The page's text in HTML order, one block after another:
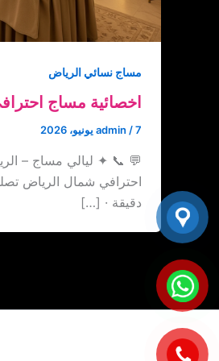
مساج نسائي الرياض
اخصائية مساج
admin /7 يونيو، 2026
💬 📞 ✦ ليالي مساج –
دقيقة · […]